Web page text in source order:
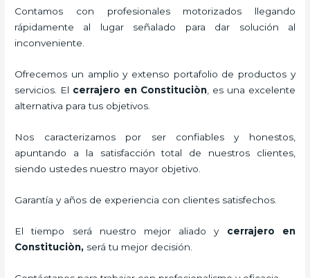
Contamos con profesionales motorizados llegando
rápidamente al lugar señalado para dar solución al
inconveniente.
Ofrecemos un amplio y extenso portafolio de productos y
servicios. El cerrajero en Constituciòn , es una excelente
alternativa para tus objetivos.
Nos caracterizamos por ser confiables y honestos,
apuntando a la satisfacción total de nuestros clientes,
siendo ustedes nuestro mayor objetivo.
Garantía y años de experiencia con clientes satisfechos.
El tiempo será nuestro mejor aliado y cerrajero en
Constituciòn, será tu mejor decisión.